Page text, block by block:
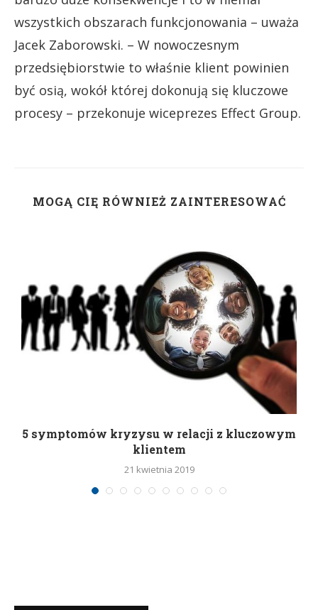
wszystkich obszarach funkcjonowania – uważa
Jacek Zaborowski. – W nowoczesnym
przedsiębiorstwie to właśnie klient powinien
być osią, wokół której dokonują się kluczowe
procesy – przekonuje wiceprezes Effect Group.
MOGĄ CIĘ RÓWNIEŻ ZAINTERESOWAĆ
5 symptomów kryzysu w relacji z kluczowym
klientem
21 kwietnia 2019